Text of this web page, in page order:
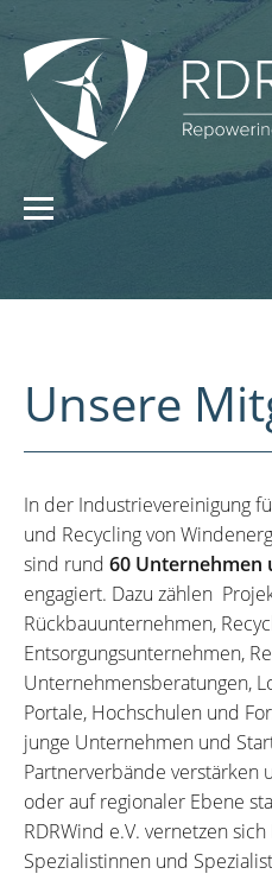
Unsere
In der Industrievereinigung
und Recycling von
sind rund 60 Unternehmen
engagiert. Dazu zählen
Rückbauunternehmen,
Entsorgungsunternehmen,
Unternehmensberatungen,
Portale, Hochschulen und
junge Unternehmen und
Partnerverbände verstärken
oder auf regionaler Ebene
RDRWind e.V. vernetzen
Spezialistinnen und